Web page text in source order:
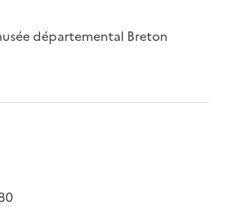
départemental Breton